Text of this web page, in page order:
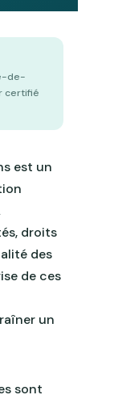
de-
certifié
est un
droits
des
de ces
un
sont